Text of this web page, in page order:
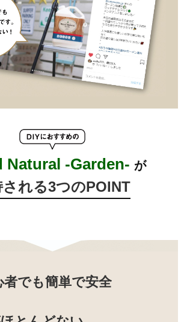
Natural -Garden- が
される3つのPOINT
者でも簡単で安全